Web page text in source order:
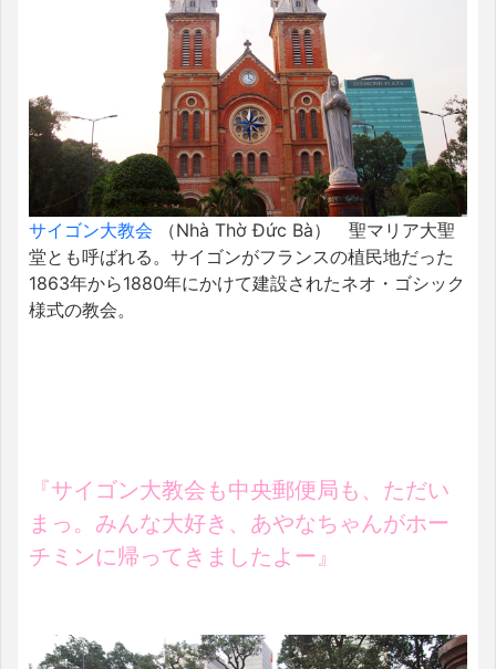
サイゴン大教会
（Nhà Thờ Đức Bà） 聖マリア大聖
堂とも呼ばれる。サイゴンがフランスの植民地だった
1863年から1880年にかけて建設されたネオ・ゴシック
様式の教会。
『サイゴン大教会も中央郵便局も、ただい
まっ。みんな大好き、あやなちゃんがホー
チミンに帰ってきましたよー』